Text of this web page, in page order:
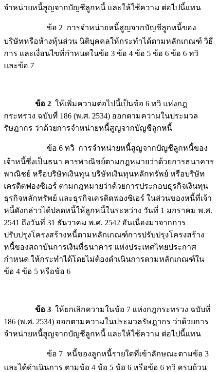
จำหน่ายหนี้สูญจากบัญชีลูกหนี้ และให้ใช้ความ ต่อไปนี้แทน
ข้อ 2 การจำหน่ายหนี้สูญจากบัญชีลูกหนี้ของ
บริษัทหรือห้างหุ้นส่วน นิติบุคคลให้กระทำได้ตามหลักเกณฑ์ วิธี
การ และเงื่อนไขที่กำหนดในข้อ 3 ข้อ 4 ข้อ 5 ข้อ 6 ข้อ 6 ทวิ
และข้อ 7
ข้อ 2 ให้เพิ่มความต่อไปนี้เป็นข้อ 6 ทวิ แห่งกฎ
กระทรวง ฉบับที่ 186 (พ.ศ. 2534) ออกตามความในประมวล
รัษฎากร ว่าด้วยการจำหน่ายหนี้สูญจากบัญชีลูกหนี้
ข้อ 6 ทวิ การจำหน่ายหนี้สูญจากบัญชีลูกหนี้ของ
เจ้าหนี้ซึ่งเป็นธนา คารพาณิชย์ตามกฎหมายว่าด้วยการธนาคาร
พาณิชย์ หรือบริษัทเงินทุน บริษัทเงินทุนหลักทรัพย์ หรือบริษัท
เครดิตฟองซิเอร์ ตามกฎหมายว่าด้วยการประกอบธุรกิจเงินทุน
ธุรกิจหลักทรัพย์ และธุรกิจเครดิตฟองซิเอร์ ในส่วนของหนี้ที่เจ้า
หนี้ดังกล่าวได้ปลดหนี้ให้ลูกหนี้ในระหว่าง วันที่ 1 มกราคม พ.ศ.
2541 ถึงวันที่ 31 ธันวาคม พ.ศ. 2542 อันเนื่องมาจากการ
ปรับปรุงโครงสร้างหนี้ตามหลักเกณฑ์การปรับปรุงโครงสร้าง
หนี้ของสถาบันการเงินที่ธนาคาร แห่งประเทศไทยประกาศ
กำหนด ให้กระทำได้โดยไม่ต้องดำเนินการตามหลักเกณฑ์ใน
ข้อ 4 ข้อ 5 หรือข้อ 6 
ข้อ 3 ให้ยกเลิกความในข้อ 7 แห่งกฎกระทรวง ฉบับที่
186 (พ.ศ. 2534) ออกตามความในประมวลรัษฎากร ว่าด้วยการ
จำหน่ายหนี้สูญจากบัญชีลูกหนี้ และให้ใช้ความ ต่อไปนี้แทน
ข้อ 7 หนี้ของลูกหนี้รายใดที่เข้าลักษณะตามข้อ 3
และได้ดำเนินการ ตามข้อ 4 ข้อ 5 ข้อ 6 หรือข้อ 6 ทวิ ครบถ้วน